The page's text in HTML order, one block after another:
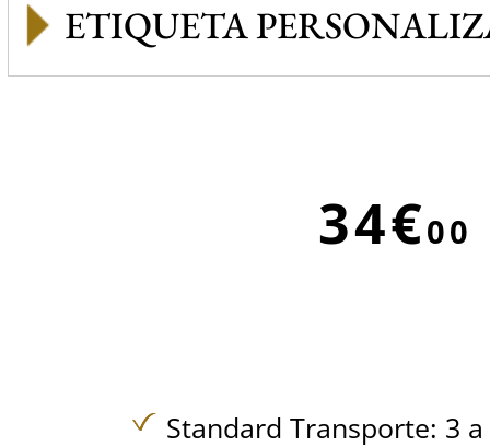
ETIQUETA
34€00
Standard Transporte: 3